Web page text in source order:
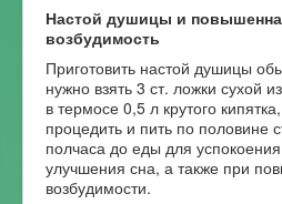
Настой душицы и
возбудимость
Приготовить настой душицы
нужно взять 3 ст. ложки сухой
в термосе 0,5 л крутого
процедить и пить по половине
полчаса до еды для
улучшения сна, а также при
возбудимости.